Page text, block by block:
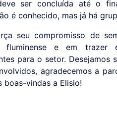
ser concluída até o
é conhecido, mas já há
seu compromisso de
fluminense e em
para o setor. Desejamos
agradecemos a
boas-vindas a Elisio!